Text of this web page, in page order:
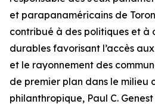
et parapanaméricains de
contribué à des politiques et à
durables favorisant l’accès
et le rayonnement des
de premier plan dans le milieu
philanthropique, Paul C.